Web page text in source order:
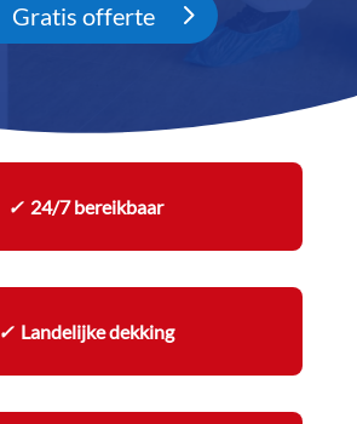
Gratis offerte
✓24/7 bereikbaar
✓ Landelijke dekking